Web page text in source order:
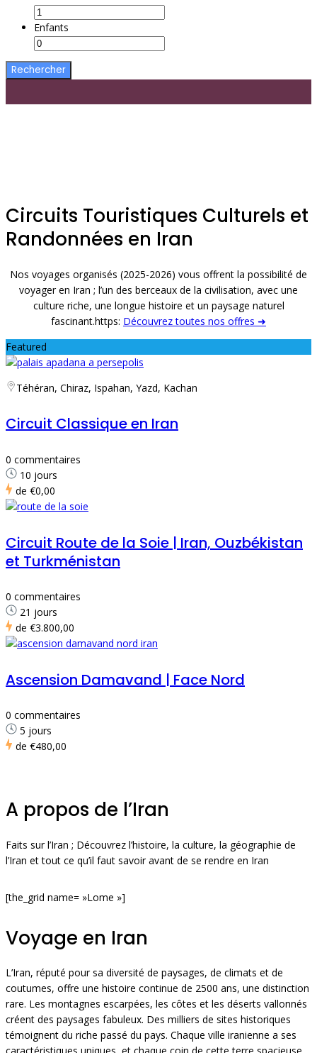
Enfants
Rechercher
Circuits Touristiques Culturels et
Randonnées en Iran
Nos voyages organisés (2025-2026) vous offrent la possibilité de
voyager en Iran ; l’un des berceaux de la civilisation, avec une
culture riche, une longue histoire et un paysage naturel
fascinant.https: Découvrez toutes nos offres ➜
Featured
Téhéran, Chiraz, Ispahan, Yazd, Kachan
Circuit Classique en Iran
0 commentaires
10 jours
de €0,00
Circuit Route de la Soie | Iran, Ouzbékistan
et Turkménistan
0 commentaires
21 jours
de €3.800,00
Ascension Damavand | Face Nord
0 commentaires
5 jours
de €480,00
A propos de l’Iran
Faits sur l’Iran ; Découvrez l’histoire, la culture, la géographie de
l’Iran et tout ce qu’il faut savoir avant de se rendre en Iran
[the_grid name= »Lome »]
Voyage en Iran
L’Iran, réputé pour sa diversité de paysages, de climats et de
coutumes, offre une histoire continue de 2500 ans, une distinction
rare. Les montagnes escarpées, les côtes et les déserts vallonnés
créent des paysages fabuleux. Des milliers de sites historiques
témoignent du riche passé du pays. Chaque ville iranienne a ses